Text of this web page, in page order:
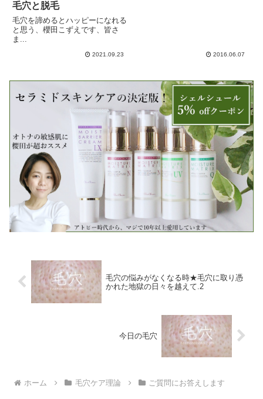
毛穴と脱毛
毛穴を諦めるとハッピーになれる
と思う、櫻田こずえです、皆さ
ま...
2021.09.23 2016.06.07
毛穴の悩みがなくなる時★毛穴に取り憑
かれた地獄の日々を越えて.2
今日の毛穴
ホーム 毛穴ケア理論 ご質問にお答えします